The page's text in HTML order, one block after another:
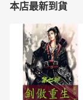
本店最新到貨